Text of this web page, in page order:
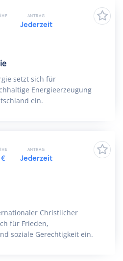
setzt sich für
Energieerzeugung
ein.
ANTRAG
Jederzeit
Christlicher
für Frieden,
soziale Gerechtigkeit ein.
ANTRAG
Jederzeit